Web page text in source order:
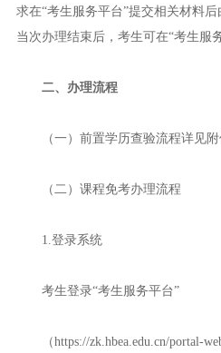
求在“考生服务平台”提交相关材料后
当次办理结束后，考生可在“考生服
二、办理流程
（一）前置学历查验流程详见附
（二）课程免考办理流程
1.登录系统
考生登录“考生服务平台”
（https://zk.hbea.edu.cn/portal-